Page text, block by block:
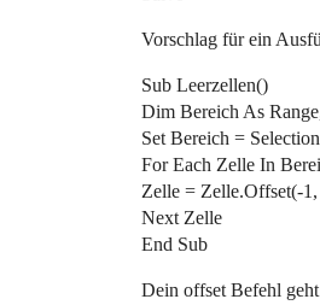
Vorschlag für ein
Sub Leerzellen()
Dim Bereich As
Set Bereich = Selection
For Each Zelle In
Zelle = Zelle.Offset(-
Next Zelle
End Sub
Dein offset Befehl